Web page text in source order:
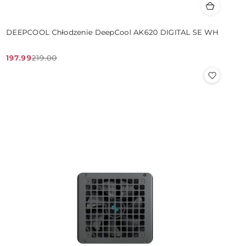
DEEPCOOL Chłodzenie DeepCool AK620 DIGITAL SE WH
Cena
197.99
Cena
219.00